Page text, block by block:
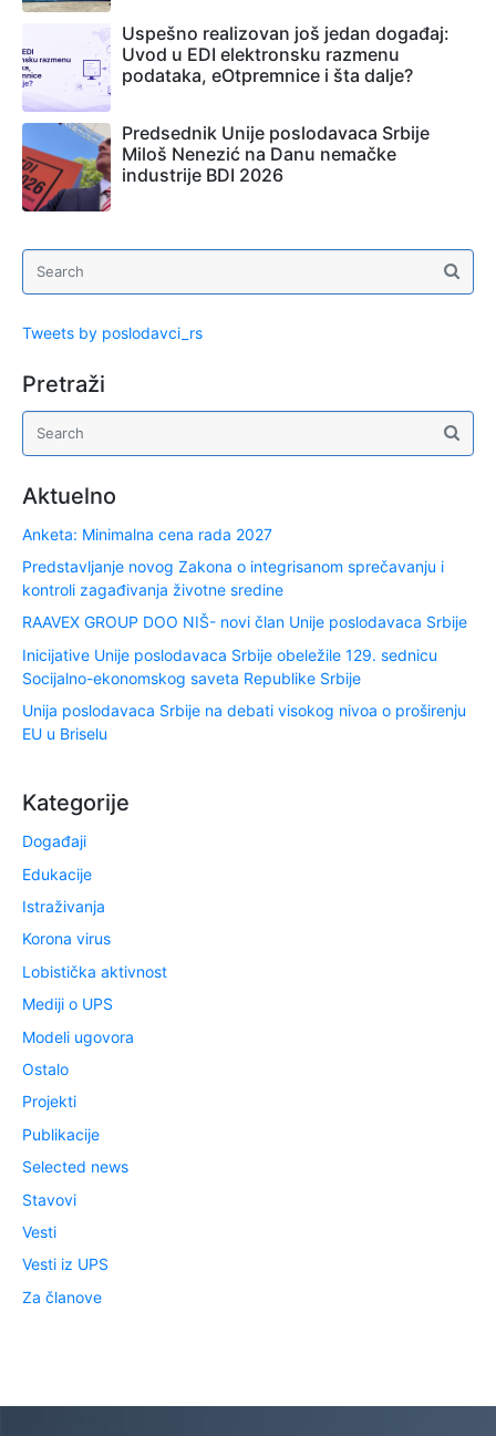
Uspešno realizovan još jedan događaj:
Uvod u EDI elektronsku razmenu
podataka, eOtpremnice i šta dalje?
Predsednik Unije poslodavaca Srbije
Miloš Nenezić na Danu nemačke
industrije BDI 2026
Tweets by poslodavci_rs
Pretraži
Aktuelno
Anketa: Minimalna cena rada 2027
Predstavljanje novog Zakona o integrisanom sprečavanju i
kontroli zagađivanja životne sredine
RAAVEX GROUP DOO NIŠ- novi član Unije poslodavaca Srbije
Inicijative Unije poslodavaca Srbije obeležile 129. sednicu
Socijalno-ekonomskog saveta Republike Srbije
Unija poslodavaca Srbije na debati visokog nivoa o proširenju
EU u Briselu
Kategorije
Događaji
Edukacije
Istraživanja
Korona virus
Lobistička aktivnost
Mediji o UPS
Modeli ugovora
Ostalo
Projekti
Publikacije
Selected news
Stavovi
Vesti
Vesti iz UPS
Za članove